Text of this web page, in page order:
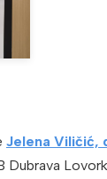
Jelena Viličić,